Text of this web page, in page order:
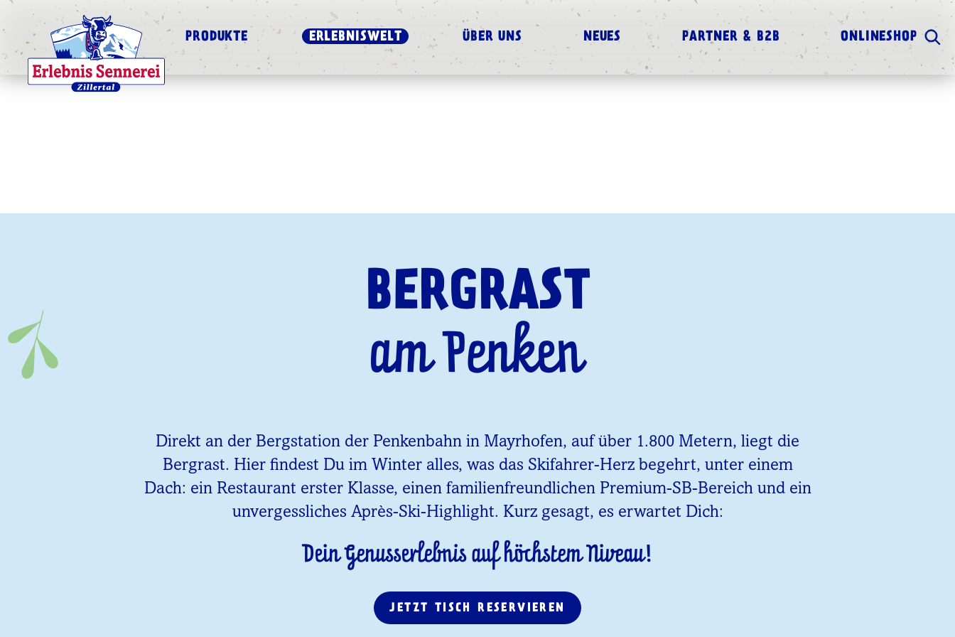
PRODUKTE ERLEBNISWELT ÜBER UNS NEUES PARTNER & B2B ONLINESHOP
BERGRAST
am Penken
Direkt an der Bergstation der Penkenbahn in Mayrhofen, auf über 1.800 Metern, liegt die
Bergrast. Hier findest Du im Winter alles, was das Skifahrer-Herz begehrt, unter einem
Dach: ein Restaurant erster Klasse, einen familienfreundlichen Premium-SB-Bereich und ein
unvergessliches Après-Ski-Highlight. Kurz gesagt, es erwartet Dich:
Dein Genusserlebnis auf höchstem Niveau!
JETZT TISCH RESERVIEREN